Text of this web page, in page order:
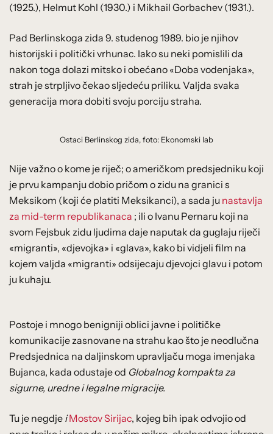
(1925.), Helmut Kohl (1930.) i Mikhail Gorbachev (1931.).
Pad Berlinskoga zida 9. studenog 1989. bio je njihov
historijski i politički vrhunac. Iako su neki pomislili da
nakon toga dolazi mitsko i obećano «Doba vodenjaka»,
strah je strpljivo čekao sljedeću priliku. Valjda svaka
generacija mora dobiti svoju porciju straha.
Ostaci Berlinskog zida, foto: Ekonomski lab
Nije važno o kome je riječ; o američkom predsjedniku koji
je prvu kampanju dobio pričom o zidu na granici s
Meksikom (koji će platiti Meksikanci), a sada ju nastavlja
za mid-term republikanaca ; ili o Ivanu Pernaru koji na
svom Fejsbuk zidu ljudima daje naputak da guglaju riječi
«migranti», «djevojka» i «glava», kako bi vidjeli film na
kojem valjda «migranti» odsijecaju djevojci glavu i potom
ju kuhaju.
Postoje i mnogo benigniji oblici javne i političke
komunikacije zasnovane na strahu kao što je neodlučna
Predsjednica na daljinskom upravljaču moga imenjaka
Bujanca, kada odustaje od Globalnog kompakta za
sigurne, uredne i legalne migracije.
Tu je negdje i Mostov Sirijac, kojeg bih ipak odvojio od